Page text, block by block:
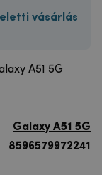
feletti vásárlás
A51 5G
Galaxy A51 5G
8596579972241